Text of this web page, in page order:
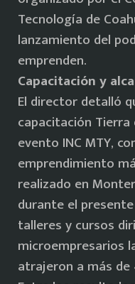
Tecnología de
lanzamiento del
emprenden.
Capacitación y
El director detalló
capacitación
evento INC MTY,
emprendimiento
realizado en
durante el
talleres y cursos
microempresarios
atrajeron a más